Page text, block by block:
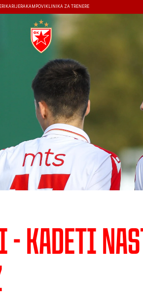
KARIJERA KAMPOVI KLINIKA ZA TRENERE
- Kadeti